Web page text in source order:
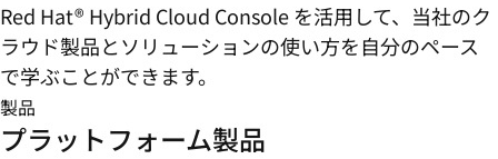
Red Hat® Hybrid Cloud Console を活用して、当社のク
ラウド製品とソリューションの使い方を自分のペース
で学ぶことができます。
製品
プラットフォーム製品